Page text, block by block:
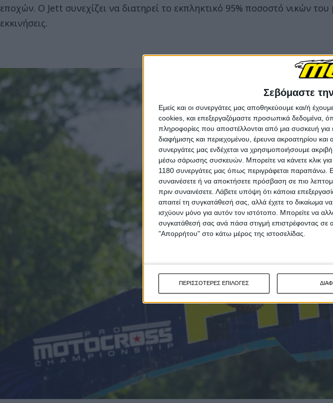
Σεβόμαστε
Εμείς και οι συνεργάτες μας αποθηκεύουμε και/ή
cookies, και επεξεργαζόμαστε προσωπικά δεδομένα,
πληροφορίες που αποστέλλονται από μια συσκευή για
διαφήμισης και περιεχομένου, έρευνα ακροατηρίου
συνεργάτες μας ενδέχεται να χρησιμοποιήσουμε
μέσω σάρωσης συσκευών. Μπορείτε να κάνετε κλικ
1180 συνεργάτες μας όπως περιγράφεται παραπάνω.
συναινέσετε ή να αποκτήσετε πρόσβαση σε πιο
πριν συναινέσετε. Λάβετε υπόψη ότι κάποια
απαιτεί τη συγκατάθεσή σας, αλλά έχετε το δικαίωμα
ισχύουν μόνο για αυτόν τον ιστότοπο. Μπορείτε να
συγκατάθεσή σας ανά πάσα στιγμή επιστρέφοντας σε
"Απορρήτου" στο κάτω μέρος της ιστοσελίδας.
ΠΕΡΙΣΣΟΤΕΡΕΣ ΕΠΙΛΟΓΕΣ
εποχών. Ο Jett συνεχίζει να διατηρεί το εκπληκτικό 95% ποσοστό νικών του
εκκινήσεις.